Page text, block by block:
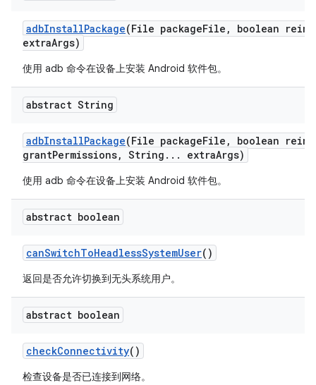
adbInstallPackage(File packageFile ,
boolean
extraArgs)
使用 adb 命令在设备上安装 Android 软件包。
abstract String
adbInstallPackage(File packageFile ,
boolean
grantPermissions, String . . . extraArgs)
使用 adb 命令在设备上安装 Android 软件包。
abstract boolean
canSwitchToHeadlessSystemUser()
返回是否允许切换到无头系统用户。
abstract boolean
checkConnectivity()
检查设备是否已连接到网络。